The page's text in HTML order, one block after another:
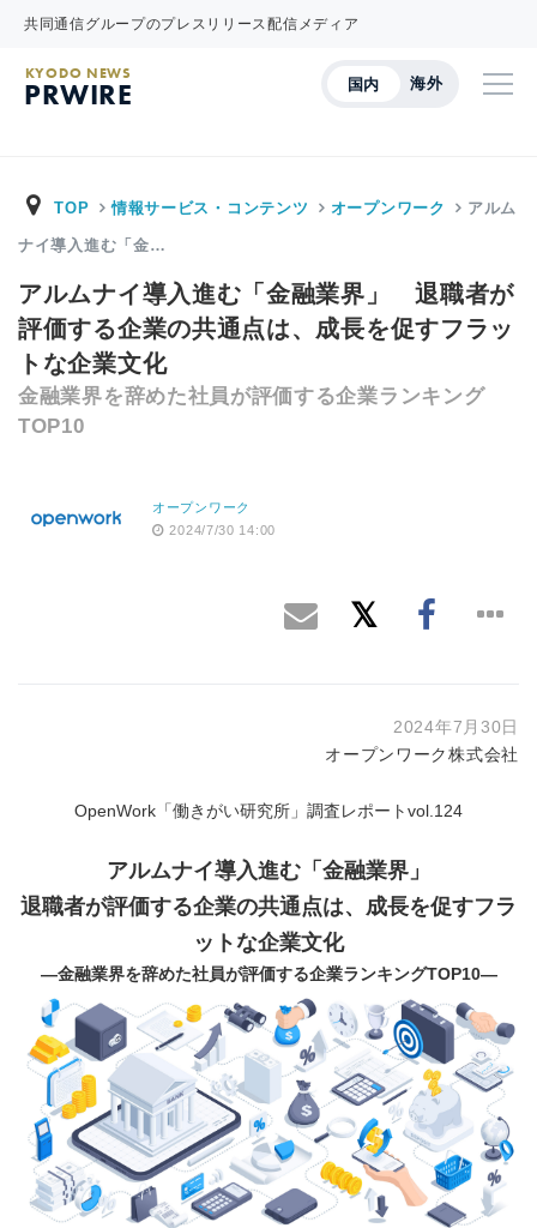
共同通信グループのプレスリリース配信メディア
国内 海外
KYODO NEWS
PRWIRE
TOP 情報サービス・コンテンツ オープンワーク アルム
ナイ導入進む「金…
アルムナイ導入進む「金融業界」 退職者が
評価する企業の共通点は、成長を促すフラッ
トな企業文化
金融業界を辞めた社員が評価する企業ランキング
TOP10
オープンワーク
2024/7/30 14:00
2024年7月30日
オープンワーク株式会社
OpenWork「働きがい研究所」調査レポートvol.124
アルムナイ導入進む「金融業界」
退職者が評価する企業の共通点は、 成長を促すフラ
ットな企業文化
―金融業界を辞めた社員が評価する企業ランキングTOP10―